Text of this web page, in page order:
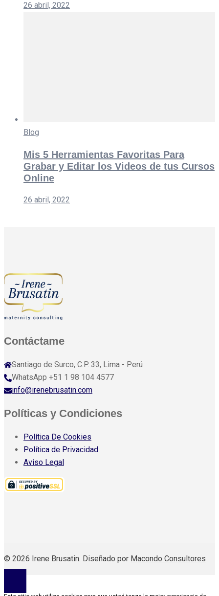
26 abril, 2022
Blog
Mis 5 Herramientas Favoritas Para
Grabar y Editar los Videos de tus Cursos
Online
26 abril, 2022
Contáctame
Santiago de Surco, C.P. 33, Lima - Perú
WhatsApp +51 1 98 104 4577
info@irenebrusatin.com
Políticas y Condiciones
Política De Cookies
Política de Privacidad
Aviso Legal
© 2026 Irene Brusatin. Diseñado por Macondo Consultores